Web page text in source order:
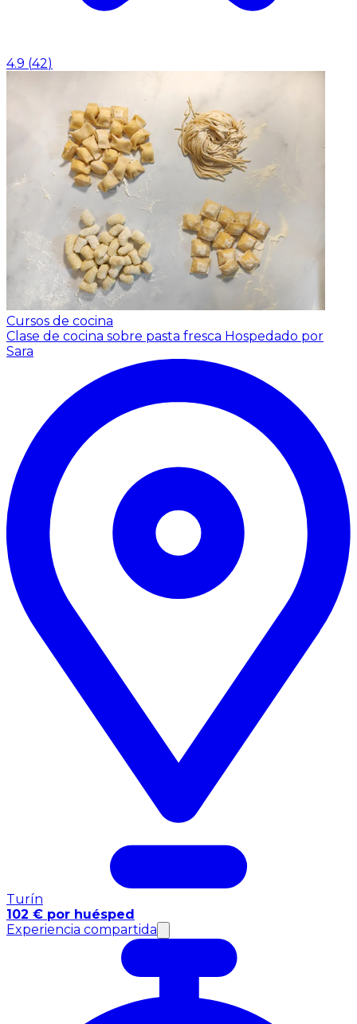
4.9 (42)
Cursos de cocina
Clase de cocina sobre pasta fresca Hospedado por
Sara
Turín
102 € por huésped
Experiencia compartida